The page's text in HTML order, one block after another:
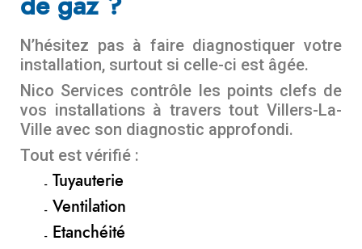
de gaz ?
N’hésitez pas à faire diagnostiquer votre
installation, surtout si celle-ci est âgée.
Nico Services contrôle les points clefs de
vos installations à travers tout Villers-La-
Ville avec son diagnostic approfondi.
Tout est vérifié :
Tuyauterie
Ventilation
Etanchéité